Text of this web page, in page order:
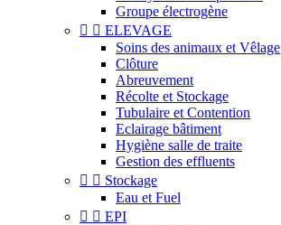
Groupe électrogène
  ELEVAGE
Soins des animaux et Vêlage
Clôture
Abreuvement
Récolte et Stockage
Tubulaire et Contention
Eclairage bâtiment
Hygiène salle de traite
Gestion des effluents
  Stockage
Eau et Fuel
  EPI